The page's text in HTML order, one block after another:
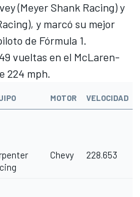
(Meyer Shank Racing) y
y marcó su mejor
de Fórmula 1.
vueltas en el McLaren-
224 mph.
MOTOR VELOCIDAD
Chevy 228.653